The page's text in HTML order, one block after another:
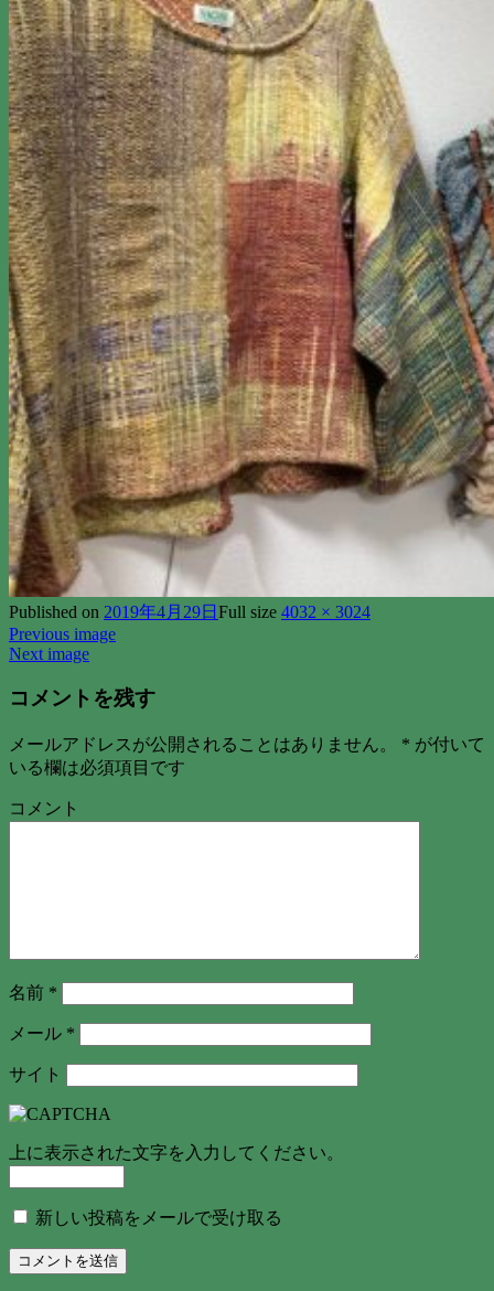
Published on 2019年4月29日 Full size 4032 × 3024
Previous image
Next image
コメントを残す
メールアドレスが公開されることはありません。 * が付いて
いる欄は必須項目です
コメント
名前 *
メール *
サイト
上に表示された文字を入力してください。
新しい投稿をメールで受け取る